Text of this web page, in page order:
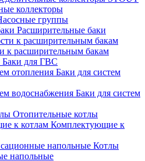
коллекторы
группы
Расширительные баки
к расширительным бакам
Баки для ГВС
Баки для систем
Баки для систем
Отопительные котлы
Комплектующие к
Котлы
напольные